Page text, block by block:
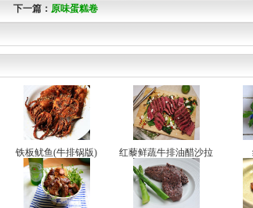
下一篇： 原味蛋糕卷
铁板鱿鱼(牛排锅版) 红藜鲜蔬牛排油醋沙拉